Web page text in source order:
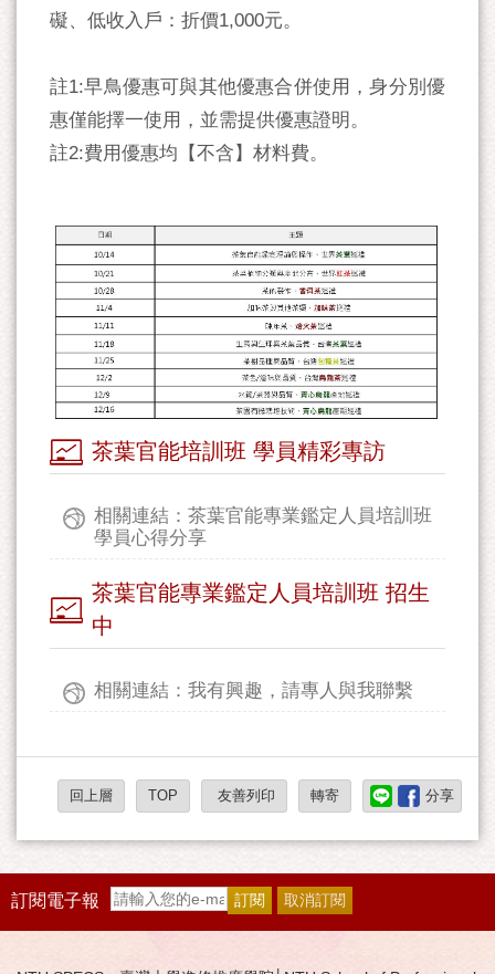
礙、低收入戶：折價1,000元。
註1:早鳥優惠可與其他優惠合併使用，身分別優
惠僅能擇一使用，並需提供優惠證明。
註2:費用優惠均【不含】材料費。
茶葉官能培訓班 學員精彩專訪
相關連結：茶葉官能專業鑑定人員培訓班
學員心得分享
茶葉官能專業鑑定人員培訓班 招生
中
相關連結：我有興趣，請專人與我聯繫
回上層 TOP 友善列印 轉寄 分享
訂閱電子報